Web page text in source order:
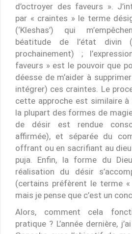
d’octroyer des faveurs ».
par « craintes » le terme
(‘Kleshas’) qui
béatitude de l’état
prochainement) ;
faveurs » est le pouvoir que
déesse de m’aider à
intégrer) ces craintes. Le
cette approche est similaire
la plupart des formes de
de désir est rendue
affirmée), et séparée du
offrant ou en sacrifiant au
puja. Enfin, la forme du
réalisation du désir
(certains préfèrent le terme
mais je pense que c’est un
Alors, comment cela
pratique ? L’année dernière,